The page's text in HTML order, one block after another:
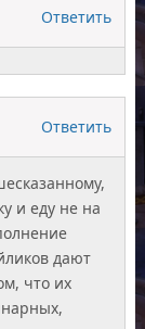
Ответить
Ответить
и еду не на
дают
что их